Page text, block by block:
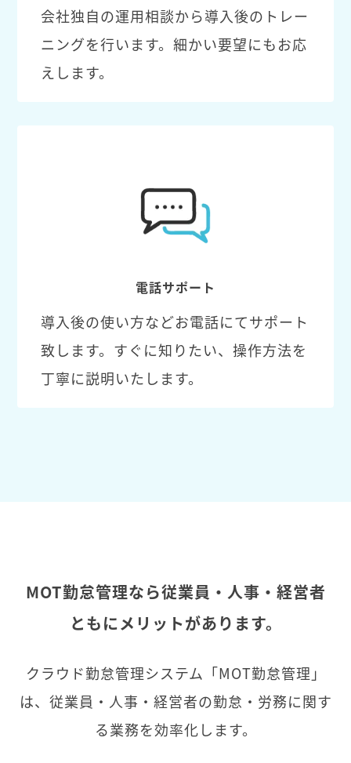
会社独自の運用相談から導入後のトレー
ニングを行います。細かい要望にもお応
えします。
電話サポート
導入後の使い方などお電話にてサポート
致します。すぐに知りたい、操作方法を
丁寧に説明いたします。
MOT勤怠管理なら従業員・人事・経営者
ともにメリットがあります。
クラウド勤怠管理システム「MOT勤怠管理」
は、従業員・人事・経営者の勤怠・労務に関す
る業務を効率化します。